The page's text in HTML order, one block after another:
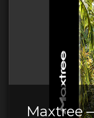
Maxtree